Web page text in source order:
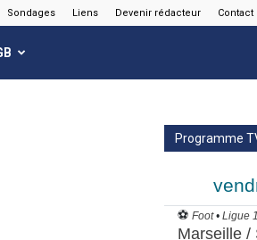
Sondages Liens Devenir rédacteur Contact
Programme